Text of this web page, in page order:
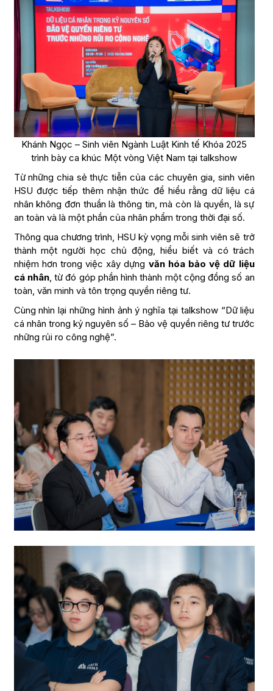
Khánh Ngọc – Sinh viên Ngành Luật Kinh tế Khóa 2025
trình bày ca khúc Một vòng Việt Nam tại talkshow
Từ những chia sẻ thực tiễn của các chuyên gia, sinh viên
HSU được tiếp thêm nhận thức để hiểu rằng dữ liệu cá
nhân không đơn thuần là thông tin, mà còn là quyền, là sự
an toàn và là một phần của nhân phẩm trong thời đại số.
Thông qua chương trình, HSU kỳ vọng mỗi sinh viên sẽ trở
thành một người học chủ động, hiểu biết và có trách
nhiệm hơn trong việc xây dựng văn hóa bảo vệ dữ liệu
cá nhân, từ đó góp phần hình thành một cộng đồng số an
toàn, văn minh và tôn trọng quyền riêng tư.
Cùng nhìn lại những hình ảnh ý nghĩa tại talkshow “Dữ liệu
cá nhân trong kỷ nguyên số – Bảo vệ quyền riêng tư trước
những rủi ro công nghệ”.